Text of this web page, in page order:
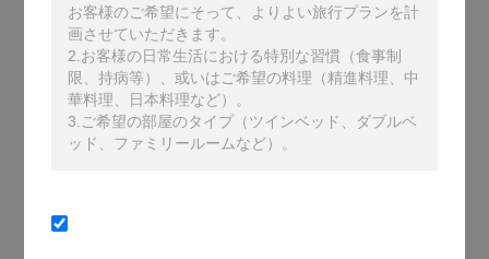
お客様のご希望にそって、よりよい旅行プランを計
画させていただきます。
2.お客様の日常生活における特別な習慣（食事制
限、持病等）、或いはご希望の料理（精進料理、中
華料理、日本料理など）。
3.ご希望の部屋のタイプ（ツインベッド、ダブルベ
ッド、ファミリールームなど）。